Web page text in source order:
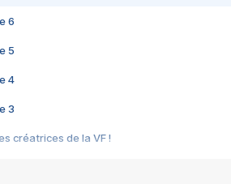
6
5
4
3
créatrices de la VF !